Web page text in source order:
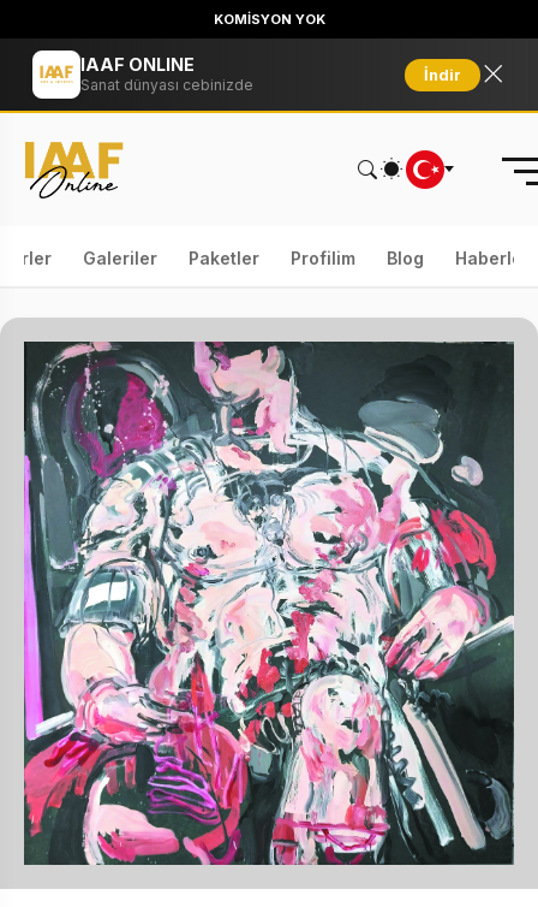
KOMİSYON YOK
IAAF ONLINE
Sanat dünyası cebinizde
İndir
Galeriler Paketler Profilim Blog Haberler